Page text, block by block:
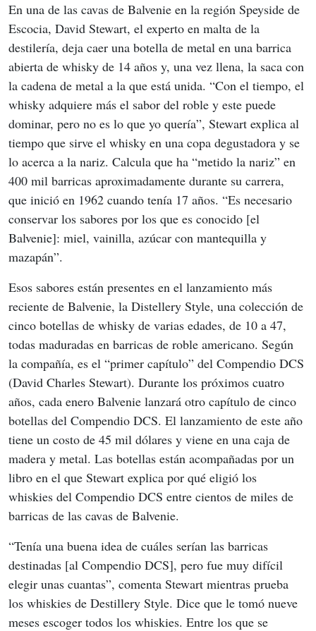
En una de las cavas de Balvenie en la región Speyside de
Escocia, David Stewart, el experto en malta de la
destilería, deja caer una botella de metal en una barrica
abierta de whisky de 14 años y, una vez llena, la saca con
la cadena de metal a la que está unida. “Con el tiempo, el
whisky adquiere más el sabor del roble y este puede
dominar, pero no es lo que yo quería”, Stewart explica al
tiempo que sirve el whisky en una copa degustadora y se
lo acerca a la nariz. Calcula que ha “metido la nariz” en
400 mil barricas aproximadamente durante su carrera,
que inició en 1962 cuando tenía 17 años. “Es necesario
conservar los sabores por los que es conocido [el
Balvenie]: miel, vainilla, azúcar con mantequilla y
mazapán”.
Esos sabores están presentes en el lanzamiento más
reciente de Balvenie, la Distellery Style, una colección de
cinco botellas de whisky de varias edades, de 10 a 47,
todas maduradas en barricas de roble americano. Según
la compañía, es el “primer capítulo” del Compendio DCS
(David Charles Stewart). Durante los próximos cuatro
años, cada enero Balvenie lanzará otro capítulo de cinco
botellas del Compendio DCS. El lanzamiento de este año
tiene un costo de 45 mil dólares y viene en una caja de
madera y metal. Las botellas están acompañadas por un
libro en el que Stewart explica por qué eligió los
whiskies del Compendio DCS entre cientos de miles de
barricas de las cavas de Balvenie.
“Tenía una buena idea de cuáles serían las barricas
destinadas [al Compendio DCS], pero fue muy difícil
elegir unas cuantas”, comenta Stewart mientras prueba
los whiskies de Destillery Style. Dice que le tomó nueve
meses escoger todos los whiskies. Entre los que se